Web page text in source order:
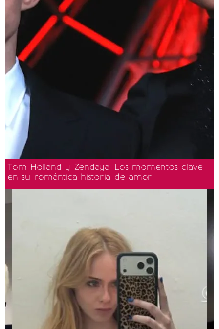
Tom Holland y Zendaya: Los momentos clave
en su romántica historia de amor